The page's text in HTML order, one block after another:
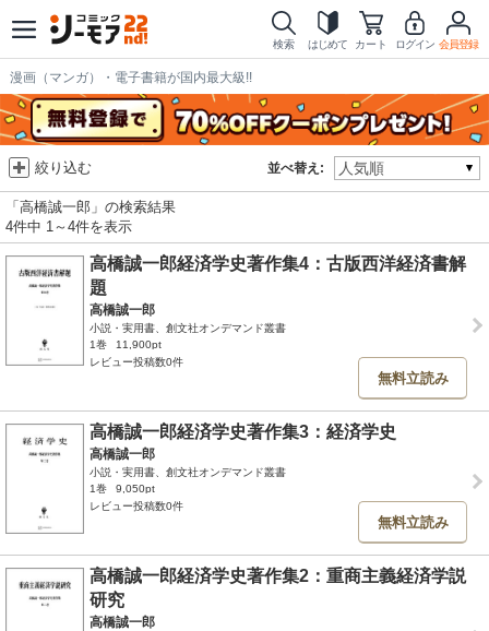
検索 はじめて カート ログイン 会員登録
漫画（マンガ）・電子書籍が国内最大級!!
並べ替え:
絞り込む
「高橋誠一郎」の検索結果
4件中 1～4件を表示
高橋誠一郎経済学史著作集4：古版西洋経済書解
題
高橋誠一郎
小説・実用書、創文社オンデマンド叢書
1巻
11,900pt
レビュー投稿数0件
無料立読み
高橋誠一郎経済学史著作集3：経済学史
高橋誠一郎
小説・実用書、創文社オンデマンド叢書
1巻
9,050pt
レビュー投稿数0件
無料立読み
高橋誠一郎経済学史著作集2：重商主義経済学説
研究
高橋誠一郎